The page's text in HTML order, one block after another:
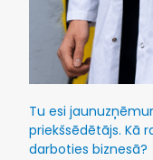
Tu esi
priekšsēdētājs. Kā
darboties biznesā?